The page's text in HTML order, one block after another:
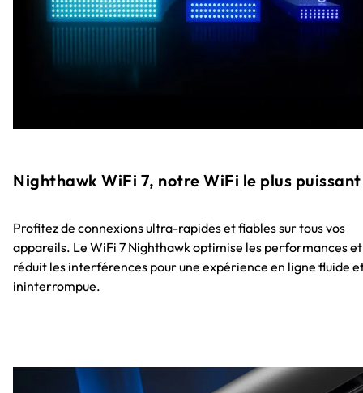
Nighthawk WiFi 7, notre WiFi le plus puissant
Profitez de connexions ultra-rapides et fiables sur tous vos
appareils. Le WiFi 7 Nighthawk optimise les performances et
réduit les interférences pour une expérience en ligne fluide
ininterrompue.